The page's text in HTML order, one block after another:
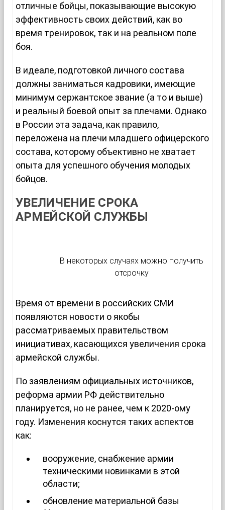
отличные бойцы, показывающие высокую
эффективность своих действий, как во
время тренировок, так и на реальном поле
боя.
В идеале, подготовкой личного состава
должны заниматься кадровики, имеющие
минимум сержантское звание (а то и выше)
и реальный боевой опыт за плечами. Однако
в России эта задача, как правило,
переложена на плечи младшего офицерского
состава, которому объективно не хватает
опыта для успешного обучения молодых
бойцов.
УВЕЛИЧЕНИЕ СРОКА
АРМЕЙСКОЙ СЛУЖБЫ
В некоторых случаях можно получить
отсрочку
Время от времени в российских СМИ
появляются новости о якобы
рассматриваемых правительством
инициативах, касающихся увеличения срока
армейской службы.
По заявлениям официальных источников,
реформа армии РФ действительно
планируется, но не ранее, чем к 2020-ому
году. Изменения коснутся таких аспектов
как:
вооружение, снабжение армии
техническими новинками в этой
области;
обновление материальной базы